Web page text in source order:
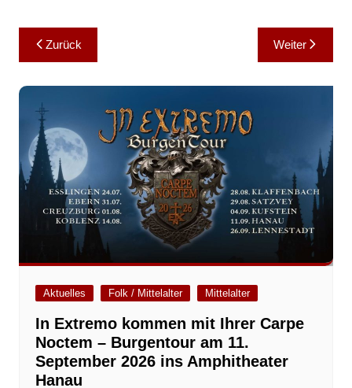
Beitragsnavigation
Zurück Weiter
Aktuelles Folk / Mittelalter Mittelalter
In Extremo kommen mit Ihrer Carpe
Noctem – Burgentour am 11.
September 2026 ins Amphitheater
Hanau